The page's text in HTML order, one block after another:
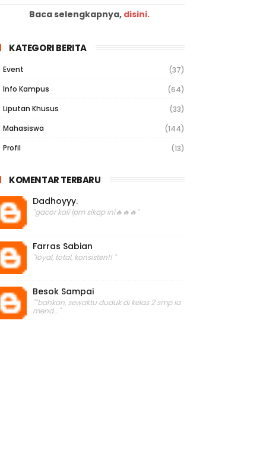
Baca selengkapnya, disini.
KATEGORI BERITA
Event
(37)
Info Kampus
(64)
Liputan Khusus
(33)
Mahasiswa
(144)
Profil
(13)
KOMENTAR TERBARU
Dadhoyyy.
"gacor kali lpm sikap ini🔥🔥🔥"
Farras Sabian
"loyal, total, konsisten!! "
Besok Sampai
""bahkan, sewaktu duduk di kelas 2 smp ia
mend..."